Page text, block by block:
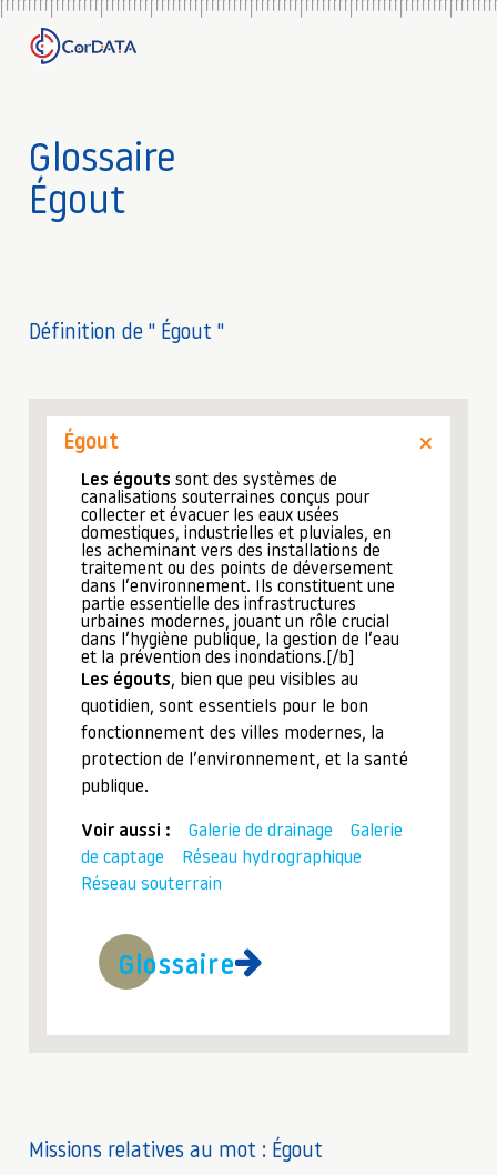
Glossaire
Égout
Définition de " Égout "
Égout
Les égouts sont des systèmes de
canalisations souterraines conçus pour
collecter et évacuer les eaux usées
domestiques, industrielles et pluviales, en
les acheminant vers des installations de
traitement ou des points de déversement
dans l’environnement. Ils constituent une
partie essentielle des infrastructures
urbaines modernes, jouant un rôle crucial
dans l’hygiène publique, la gestion de l’eau
et la prévention des inondations.[/b]
Les égouts, bien que peu visibles au
quotidien, sont essentiels pour le bon
fonctionnement des villes modernes, la
protection de l’environnement, et la santé
publique.
Voir aussi : Galerie de drainage
Galerie
de captage
Réseau hydrographique
Réseau souterrain
Glossaire
Missions relatives au mot : Égout